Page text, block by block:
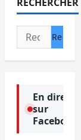
Rechercher :
En direct
sur
Facebook